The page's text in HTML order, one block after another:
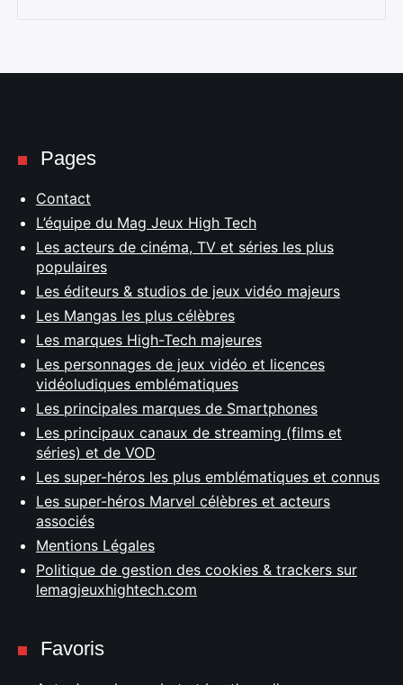
Pages
Contact
L’équipe du Mag Jeux High Tech
Les acteurs de cinéma, TV et séries les plus
populaires
Les éditeurs & studios de jeux vidéo majeurs
Les Mangas les plus célèbres
Les marques High-Tech majeures
Les personnages de jeux vidéo et licences
vidéoludiques emblématiques
Les principales marques de Smartphones
Les principaux canaux de streaming (films et
séries) et de VOD
Les super-héros les plus emblématiques et connus
Les super-héros Marvel célèbres et acteurs
associés
Mentions Légales
Politique de gestion des cookies & trackers sur
lemagjeuxhightech.com
Favoris